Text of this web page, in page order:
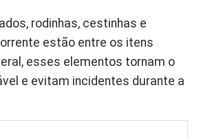
rodinhas, cestinhas e
estão entre os itens
esses elementos tornam o
e evitam incidentes durante a